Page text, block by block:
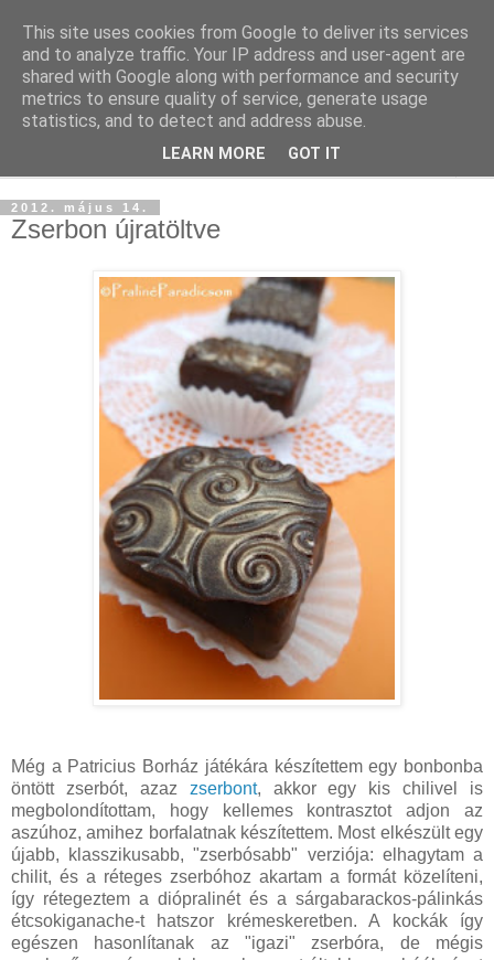
2012. május 14.
Zserbon újratöltve
Még a Patricius Borház játékára készítettem egy bonbonba
öntött zserbót, azaz zserbont, akkor egy kis chilivel is
megbolondítottam, hogy kellemes kontrasztot adjon az
aszúhoz, amihez borfalatnak készítettem. Most elkészült egy
újabb, klasszikusabb, "zserbósabb" verziója: elhagytam a
chilit, és a réteges zserbóhoz akartam a formát közelíteni,
így rétegeztem a diópralinét és a sárgabarackos-pálinkás
étcsokiganache-t hatszor krémeskeretben. A kockák így
egészen hasonlítanak az "igazi" zserbóra, de mégis
This site uses cookies from Google to deliver its services
and to analyze traffic. Your IP address and user-agent are
shared with Google along with performance and security
metrics to ensure quality of service, generate usage
statistics, and to detect and address abuse.
LEARN MORE GOT IT